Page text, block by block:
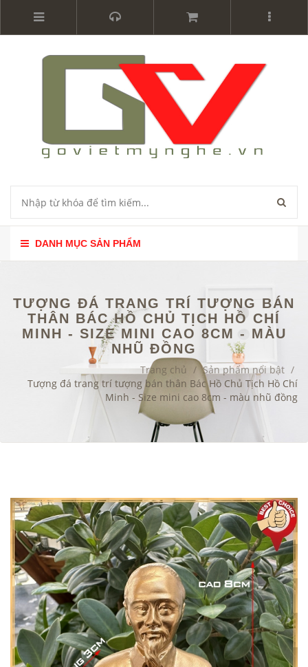
DANH MỤC SẢN PHẨM
TƯỢNG ĐÁ TRANG TRÍ TƯỢNG BÁN
THÂN BÁC HỒ CHỦ TỊCH HỒ CHÍ
MINH - SIZE MINI CAO 8CM - MÀU
NHŨ ĐỒNG
Trang chủ / Sản phẩm nổi bật /
Tượng đá trang trí tượng bán thân Bác Hồ Chủ Tịch Hồ Chí
Minh - Size mini cao 8cm - màu nhũ đồng